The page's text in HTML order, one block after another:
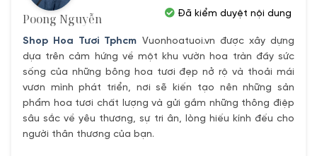
Poong Nguyễn
Shop Hoa Tươi Tphcm Vuonhoatuoi.vn được xây dựng
dựa trên cảm hứng về một khu vườn hoa tràn đầy sức
sống của những bông hoa tươi đẹp nở rộ và thoải mái
vươn mình phát triển, nơi sẽ kiến tạo nên những sản
phẩm hoa tươi chất lượng và gửi gắm những thông điệp
sâu sắc về yêu thương, sự tri ân, lòng hiếu kính đếu cho
người thân thương của bạn.
Đã kiểm duyệt nội dung